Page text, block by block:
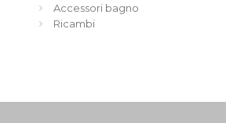
Accessori bagno
Ricambi